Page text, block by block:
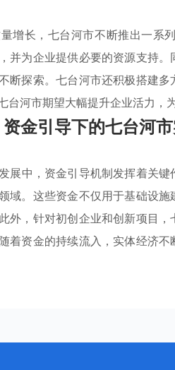
增长，七台河市不断推出一系
并为企业提供必要的资源支持。
断探索。七台河市还积极搭建
台河市期望大幅提升企业活力，
资金引导下的七台河
展中，资金引导机制发挥着关
域。这些资金不仅用于基础设
外，针对初创企业和创新项目
着资金的持续流入，实体经济